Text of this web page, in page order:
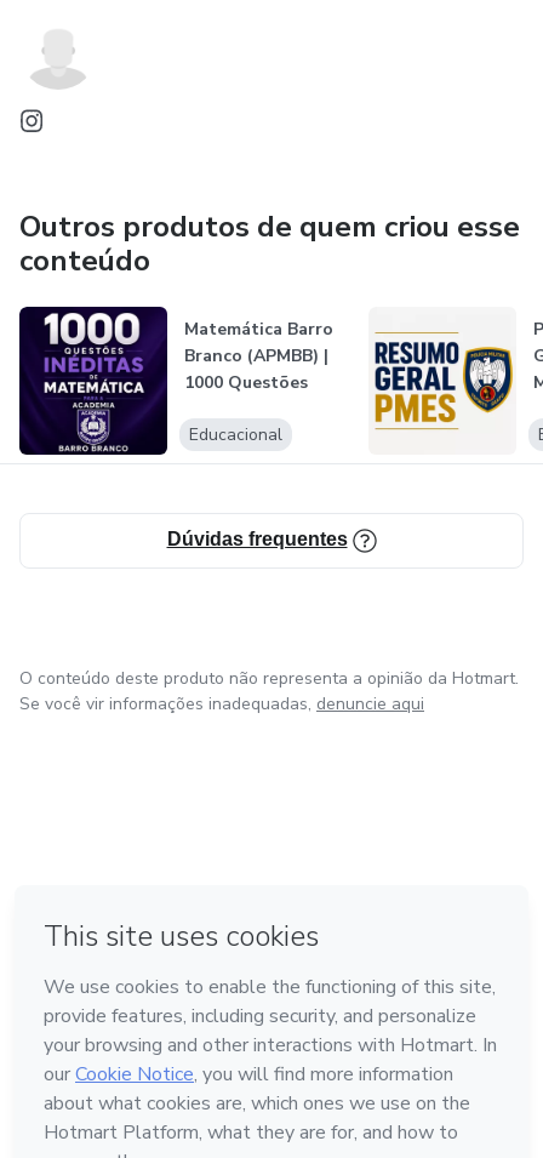
Outros produtos de quem criou esse
conteúdo
Matemática Barro
Branco (APMBB) |
1000 Questões
Educacional
Dúvidas frequentes
O conteúdo deste produto não representa a opinião da Hotmart.
Se você vir informações inadequadas, denuncie aqui
Feito com ❤ em Bogotá
Conheça a Hotmart
Idioma